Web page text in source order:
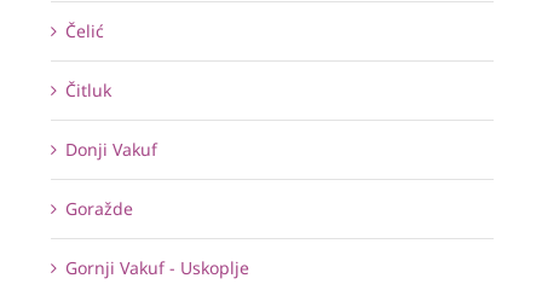
Čelić
Čitluk
Donji Vakuf
Goražde
Gornji Vakuf - Uskoplje